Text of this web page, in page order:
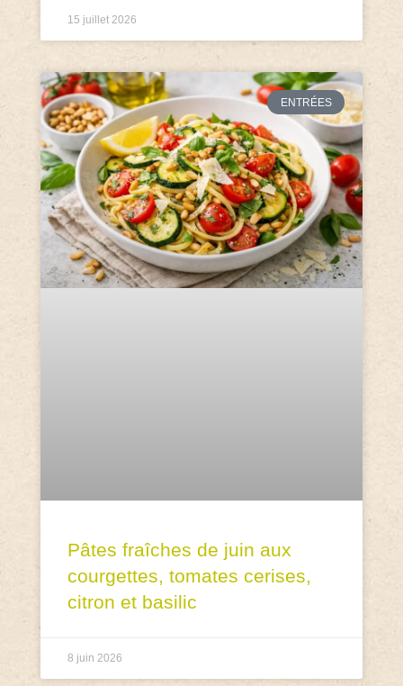
15 juillet 2026
ENTRÉES
Pâtes fraîches de juin aux
courgettes, tomates cerises,
citron et basilic
8 juin 2026